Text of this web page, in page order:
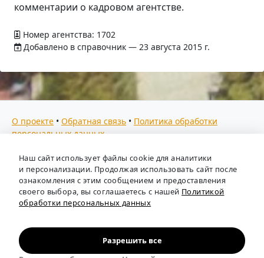
комментарии о кадровом агентстве.
Номер агентства: 1702
Добавлено в справочник — 23 августа 2015 г.
О проекте • Обратная связь • Политика обработки
персональных данных
Мы собираем отзывы, составляем рейтинги и
предоставляем всю информацию о кадровых агентствах
России. Также анализируем ключевые тенденции рынка
труда: отслеживаем динамику зарплат, уровень
безработицы и общую обстановку в отрасли, чтобы вы
Независимый портал-справочник«Кадровые агентства
России».
Наш сайт использует файлы cookie для аналитики
и персонализации. Продолжая использовать сайт после
ознакомления с этим сообщением и предоставления
своего выбора, вы соглашаетесь с нашей Политикой
обработки персональных данных
Разрешить все